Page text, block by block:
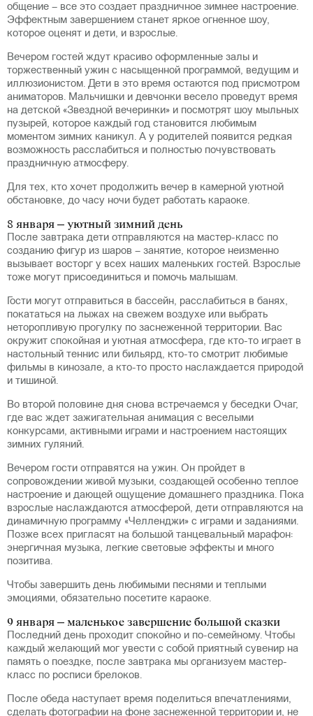
общение – все это создает праздничное зимнее настроение.
Эффектным завершением станет яркое огненное шоу,
которое оценят и дети, и взрослые.
Вечером гостей ждут красиво оформленные залы и
торжественный ужин с насыщенной программой, ведущим и
иллюзионистом. Дети в это время остаются под присмотром
аниматоров. Мальчишки и девчонки весело проведут время
на детской «Звездной вечеринки» и посмотрят шоу мыльных
пузырей, которое каждый год становится любимым
моментом зимних каникул. А у родителей появится редкая
возможность расслабиться и полностью почувствовать
праздничную атмосферу.
Для тех, кто хочет продолжить вечер в камерной уютной
обстановке, до часу ночи будет работать караоке.
8 января – уютный зимний день
После завтрака дети отправляются на мастер-класс по
созданию фигур из шаров – занятие, которое неизменно
вызывает восторг у всех наших маленьких гостей. Взрослые
тоже могут присоединиться и помочь малышам.
Гости могут отправиться в бассейн, расслабиться в банях,
покататься на лыжах на свежем воздухе или выбрать
неторопливую прогулку по заснеженной территории. Вас
окружит спокойная и уютная атмосфера, где кто-то играет в
настольный теннис или бильярд, кто-то смотрит любимые
фильмы в кинозале, а кто-то просто наслаждается природой
и тишиной.
Во второй половине дня снова встречаемся у беседки Очаг,
где вас ждет зажигательная анимация с веселыми
конкурсами, активными играми и настроением настоящих
зимних гуляний.
Вечером гости отправятся на ужин. Он пройдет в
сопровождении живой музыки, создающей особенно теплое
настроение и дающей ощущение домашнего праздника. Пока
взрослые наслаждаются атмосферой, дети отправляются на
динамичную программу «Челленджи» с играми и заданиями.
Позже всех пригласят на большой танцевальный марафон:
энергичная музыка, легкие световые эффекты и много
позитива.
Чтобы завершить день любимыми песнями и теплыми
эмоциями, обязательно посетите караоке.
9 января – маленькое завершение большой сказки
Последний день проходит спокойно и по-семейному. Чтобы
каждый желающий мог увести с собой приятный сувенир на
память о поездке, после завтрака мы организуем мастер-
класс по росписи брелоков.
После обеда наступает время поделиться впечатлениями,
сделать фотографии на фоне заснеженной территории и, не